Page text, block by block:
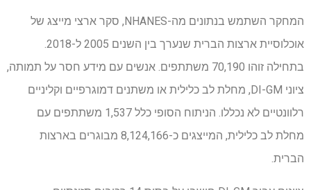
המחקר השתמש בנתונים מה-NHANES, סקר ארצי מייצג של
אוכלוסיית ארצות הברית שנערך בין השנים 2005 ל-2018.
בתחילה זוהו 70,190 משתתפים. אנשים עם מידע חסר על תמותה,
ציוני DI-GM, מחלת לב כלילית או משתנים דמוגרפיים וקליניים
רלוונטיים לא נכללו. הניתוח הסופי כלל 1,537 משתתפים עם
מחלת לב כלילית, המייצגים כ-8,124,166 מבוגרים בארצות
הברית.